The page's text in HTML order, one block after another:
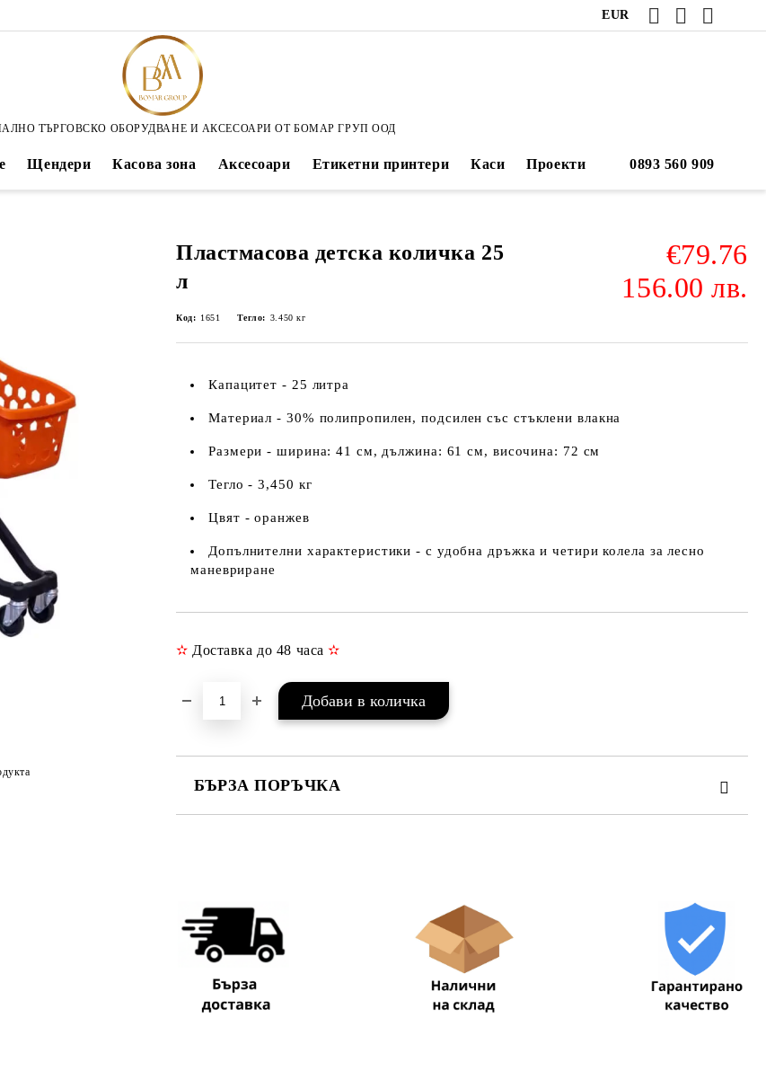
EUR
ТЪРГОВСКО ОБОРУДВАНЕ И АКСЕСОАРИ ОТ БОМАР ГРУП ООД
Щендери Касова зона Аксесоари Етикетни принтери Каси Проекти
Пластмасова детска количка 25
л
€79.76
156.00 лв.
Код: 1651 Тегло: 3.450 кг
Капацитет - 25 литра
Материал - 30% полипропилен, подсилен със стъклени влакна
Размери - ширина: 41 см, дължина: 61 см, височина: 72 см
Тегло - 3,450 кг
Цвят - оранжев
Допълнителни характеристики - с удобна дръжка и четири колела за лесно
маневриране
✫ Доставка до 48 часа✫
БЪРЗА ПОРЪЧКА
Съгласен съм с Политиката за лични данни
Ние ще се свържем с вас в рамките на работния ден.